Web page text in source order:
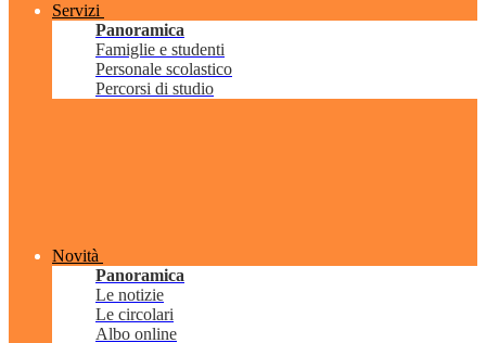
Servizi
Panoramica
Famiglie e studenti
Personale scolastico
Percorsi di studio
Novità
Panoramica
Le notizie
Le circolari
Albo online